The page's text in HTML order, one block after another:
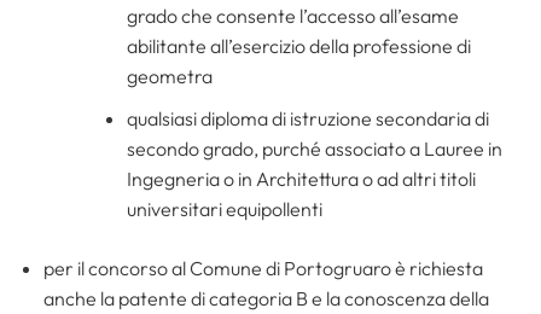
grado che consente l’accesso all’esame
abilitante all’esercizio della professione di
geometra
qualsiasi diploma di istruzione secondaria di
secondo grado, purché associato a Lauree in
Ingegneria o in Architettura o ad altri titoli
universitari equipollenti
per il concorso al Comune di Portogruaro è richiesta
anche la patente di categoria B e la conoscenza della